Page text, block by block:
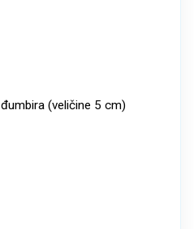
(veličine 5 cm)